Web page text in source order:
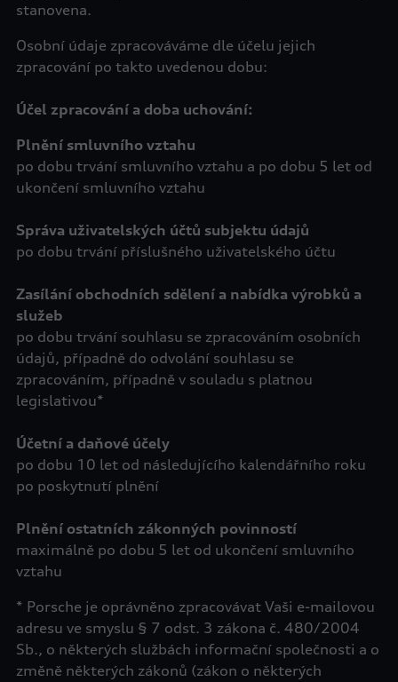
stanovena.
Osobní údaje zpracováváme dle účelu jejich
zpracování po takto uvedenou dobu:
Účel zpracování a doba uchování:
po dobu trvání smluvního vztahu a po dobu 5 let od
ukončení smluvního vztahu
po dobu trvání příslušného uživatelského účtu
Zasílání obchodních sdělení a nabídka výrobků a
po dobu trvání souhlasu se zpracováním osobních
údajů, případně do odvolání souhlasu se
zpracováním, případně v souladu s platnou
legislativou*
Účetní a daňové účely
po dobu 10 let od následujícího kalendářního roku
po poskytnutí plnění
Plnění ostatních zákonných povinností
maximálně po dobu 5 let od ukončení smluvního
vztahu
* Porsche je oprávněno zpracovávat Vaši e-mailovou
adresu ve smyslu § 7 odst. 3 zákona č. 480/2004
Sb., o některých službách informační společnosti a o
změně některých zákonů (zákon o některých